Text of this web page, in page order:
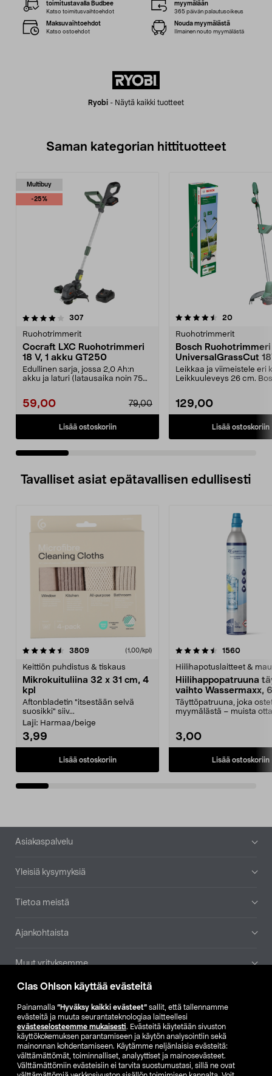
Clas Ohlson käyttää evästeitä
Painamalla ”Hyväksy kaikki evästeet” sallit, että tallennamme
evästeitä ja muuta seurantateknologiaa laitteellesi
evästeselosteemme mukaisesti. Evästeitä käytetään sivuston
käyttökokemuksen parantamiseen ja käytön analysointiin sekä
mainonnan kohdentamiseen. Käytämme neljänlaisia evästeitä:
välttämättömät, toiminnalliset, analyyttiset ja mainosevästeet.
Välttämättömiin evästeisiin ei tarvita suostumustasi, sillä ne ovat
Ryobi - Näytä kaikki tuotteet
toimitustavalla Budbee
Katso toimitusvaihtoehdot
myymälään
365 päivän palautusoikeus
Maksuvaihtoehdot
Katso ostoehdot
Nouda myymälästä
Ilmainen nouto myymälästä
Saman kategorian hittituotteet
Multibuy
-25%
307arvostelut
Ruohotrimmerit
Cocraft LXC Ruohotrimmeri
18 V, 1 akku GT250
Edullinen sarja, jossa 2,0 Ah:n
akku ja laturi (latausaika noin 75
59,00 79,00
Lisää ostoskoriin
4.5 viidestä
20arvostelut
Ruohotrimmerit
Bosch Ruohotrimmeri
UniversalGrassCut
akkukäyttöinen
Leikkaa ja viimeistele eri
Leikkuuleveys 26 cm.
129,00
Lisää ostoskoriin
4.5 viidestä
Tavalliset asiat epätavallisen edullisesti
3809arvostelut (1,00/kpl)
Keittiön puhdistus & tiskaus
Mikrokuituliina 32 x 31 cm, 4
kpl
Aftonbladetin "itsestään selvä
suosikki" siiv...
Laji: Harmaa/beige
3,99
Lisää ostoskoriin
4.5viidestä
1560
Hiilihapotuslaitteet &
Hiilihappopatruuna
vaihto Wassermaxx,
Täyttöpatruuna, joka
myymälästä – muista
3,00
Lisää ostoskoriin
4.5viidestä
Alatunniste
Asiakaspalvelu
Yleisiä kysymyksiä
Tietoa meistä
Ajankohtaista
Muut yrityksemme
Etsi myymälä
SE NO FI
FI SV